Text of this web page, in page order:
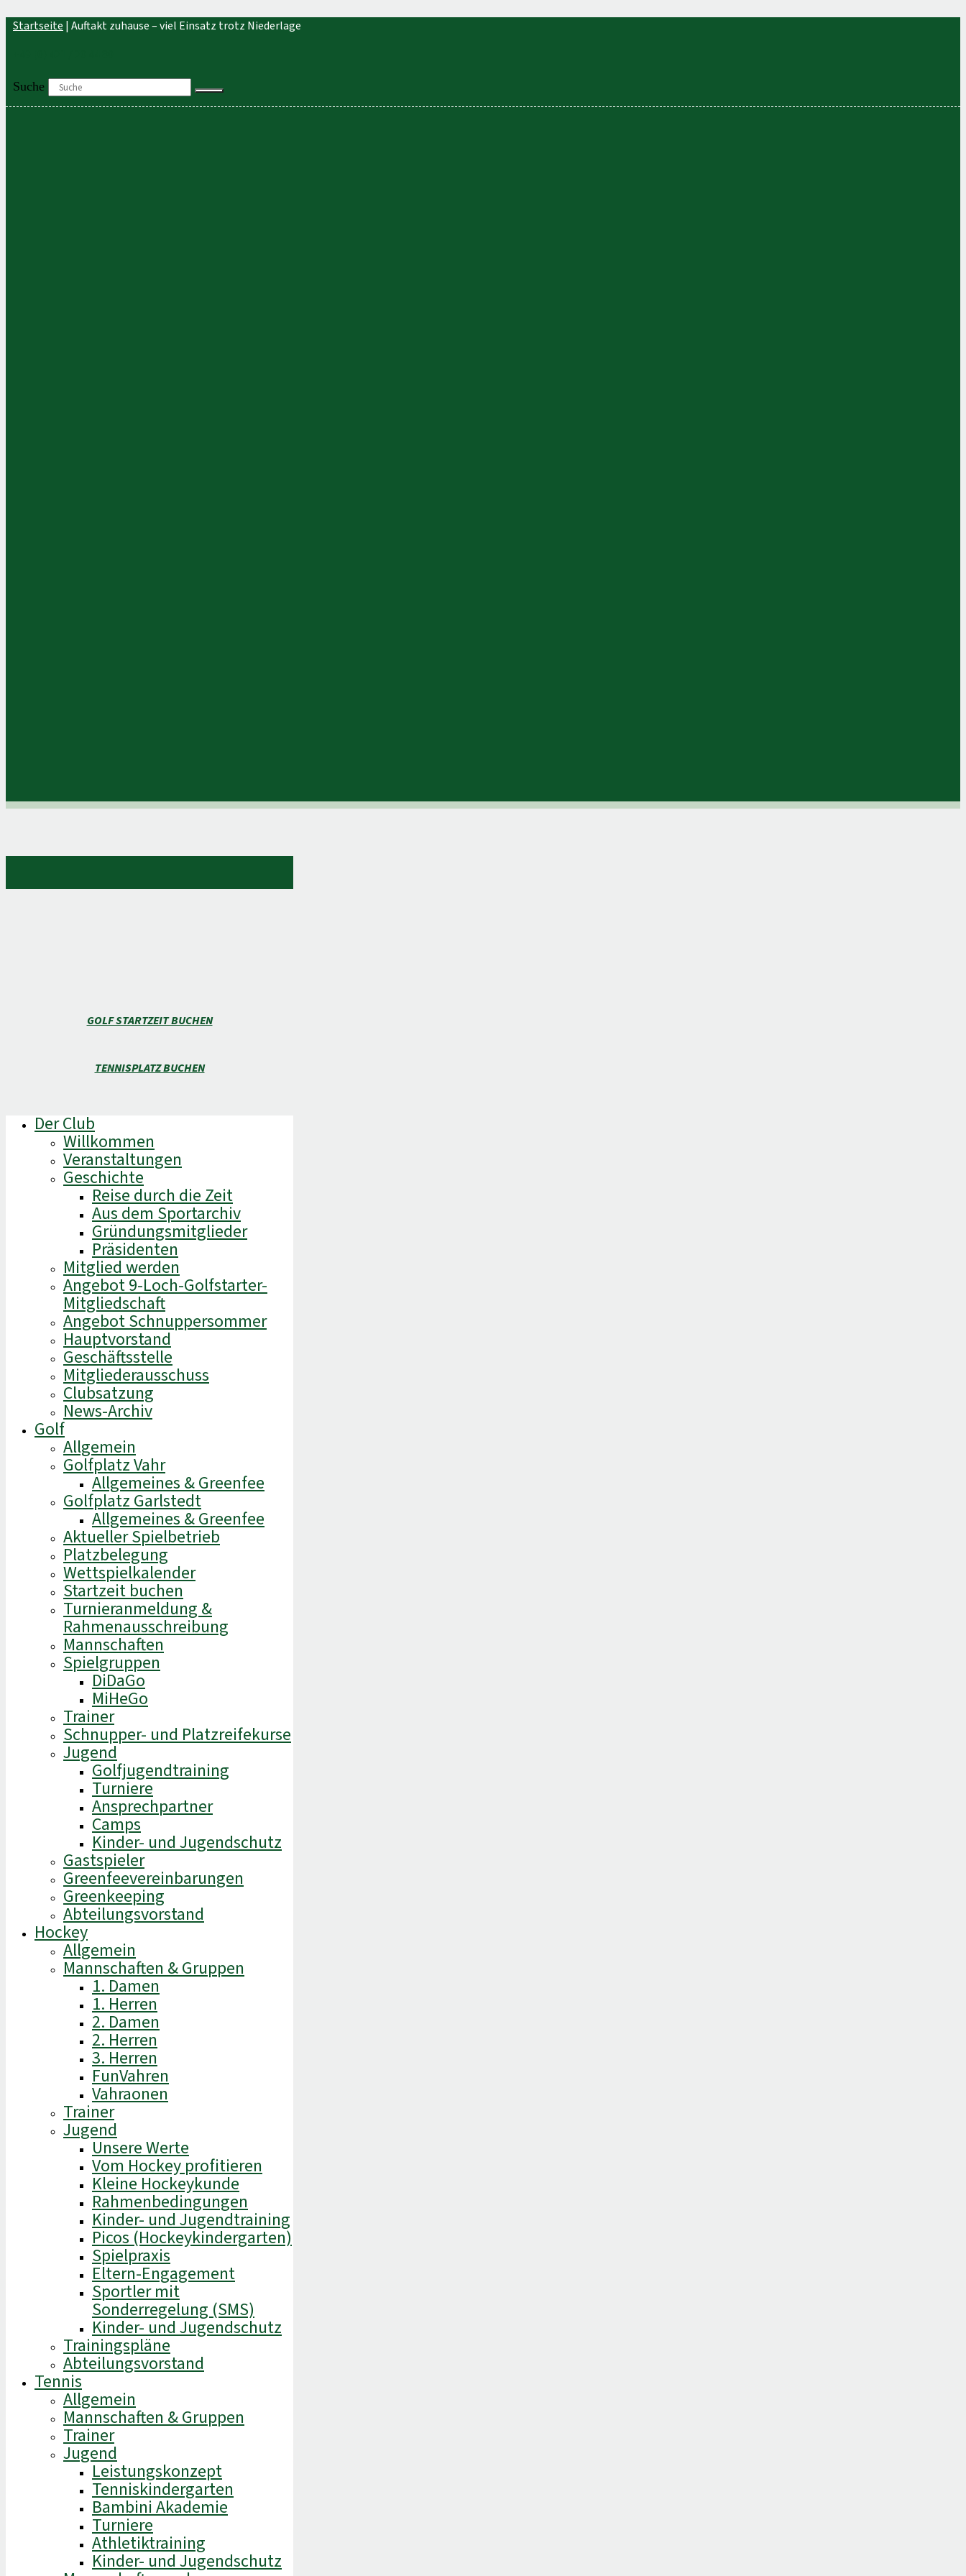
Zum
Inhalt
Startseite | Auftakt zuhause – viel Einsatz trotz Niederlage
Suche
GOLF STARTZEIT BUCHEN
TENNISPLATZ BUCHEN
Der Club
Willkommen
Veranstaltungen
Geschichte
Reise durch die Zeit
Aus dem Sportarchiv
Gründungsmitglieder
Präsidenten
Mitglied werden
Angebot 9-Loch-Golfstarter-
Mitgliedschaft
Angebot Schnuppersommer
Hauptvorstand
Geschäftsstelle
Mitgliederausschuss
Clubsatzung
News-Archiv
Golf
Allgemein
Golfplatz Vahr
Allgemeines & Greenfee
Golfplatz Garlstedt
Allgemeines & Greenfee
Aktueller Spielbetrieb
Platzbelegung
Wettspielkalender
Startzeit buchen
Turnieranmeldung &
Rahmenausschreibung
Mannschaften
Spielgruppen
DiDaGo
MiHeGo
Trainer
Schnupper- und Platzreifekurse
Jugend
Golfjugendtraining
Turniere
Ansprechpartner
Camps
Kinder- und Jugendschutz
Gastspieler
Greenfeevereinbarungen
Greenkeeping
Abteilungsvorstand
Hockey
Allgemein
Mannschaften & Gruppen
1. Damen
1. Herren
2. Damen
2. Herren
3. Herren
FunVahren​
Vahraonen
Trainer
Jugend
Unsere Werte
Vom Hockey profitieren
Kleine Hockeykunde
Rahmenbedingungen
Kinder- und Jugendtraining
Picos (Hockeykindergarten)
Spielpraxis
Eltern-Engagement
Sportler mit
Sonderregelung (SMS)
Kinder- und Jugendschutz
Trainingspläne
Abteilungsvorstand
Tennis
Allgemein
Mannschaften & Gruppen
Trainer
Jugend
Leistungskonzept
Tenniskindergarten
Bambini Akademie
Turniere
Athletiktraining
Kinder- und Jugendschutz